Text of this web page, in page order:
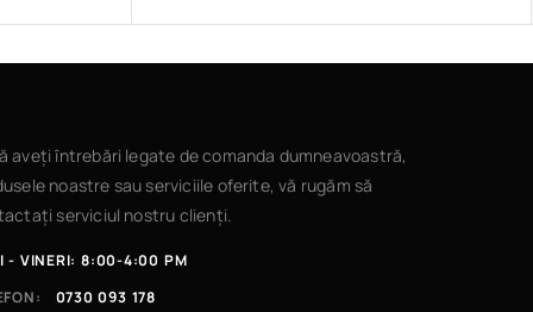
aveți întrebări legate de comanda dumneavoastră,
noastre sau serviciile oferite, vă rugăm să
serviciul nostru clienți.
- VINERI: 8:00-4:00 PM
0730 093 178